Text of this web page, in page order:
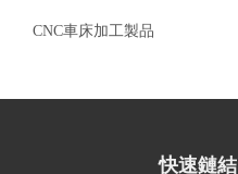
CNC車床加工製品
快速鏈結